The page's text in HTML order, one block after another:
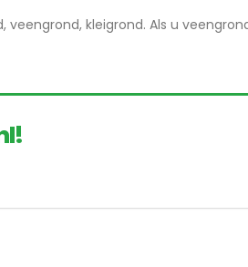
kleigrond. Als u